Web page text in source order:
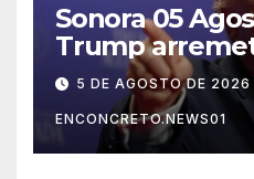
Sonora 05
Trump
México,
potencias por
abusos
5 DE AGOSTO DE 2026
ENCONCRETO.NEWS01